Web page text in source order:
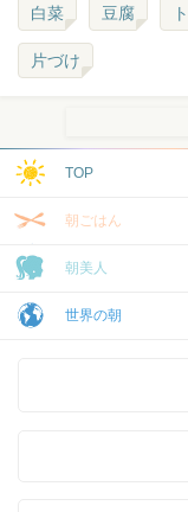
白菜 豆腐
片づけ
TOP
朝ごはん
朝美人
世界の朝